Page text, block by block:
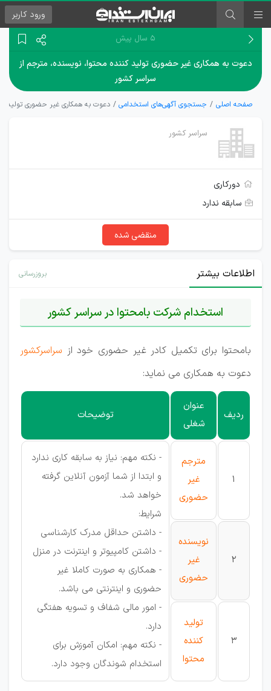
ورود کاربر
۵ سال پیش
دعوت به همکاری غیر حضوری تولید کننده محتوا، نویسنده، مترجم از
سراسر کشور
صفحه اصلی جستجوی آگهی‌های استخدامی دعوت به همکاری غیر حضوری تولید
سراسر کشور
دورکاری
سابقه ندارد
منقضی شده
اطلاعات بیشتر بروزرسانی
استخدام شرکت بامحتوا در سراسر کشور
بامحتوا برای تکمیل کادر غیر حضوری خود از سراسرکشور
دعوت به همکاری می نماید:
ردیف
عنوان
شغلی
توضیحات
1
مترجم
غیر
حضوری
- نکته مهم: نیاز به سابقه کاری ندارد
و ابتدا از شما آزمون آنلاین گرفته
خواهد شد.
شرایط:
- داشتن حداقل مدرک کارشناسی
- داشتن کامپیوتر و اینترنت در منزل
- همکاری به صورت کاملا غیر
حضوری و اینترنتی می باشد.
- امور مالی شفاف و تسویه هفتگی
دارد.
- نکته مهم: امکان آموزش برای
استخدام شوندگان وجود دارد.
2
نویسنده
غیر
حضوری
3
تولید
کننده
محتوا